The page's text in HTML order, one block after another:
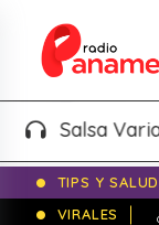
Salsa Variada
TIPS Y SALUD
VIRALES